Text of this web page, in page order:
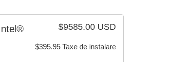
$9585.00 USD
$395.95 Taxe de instalare